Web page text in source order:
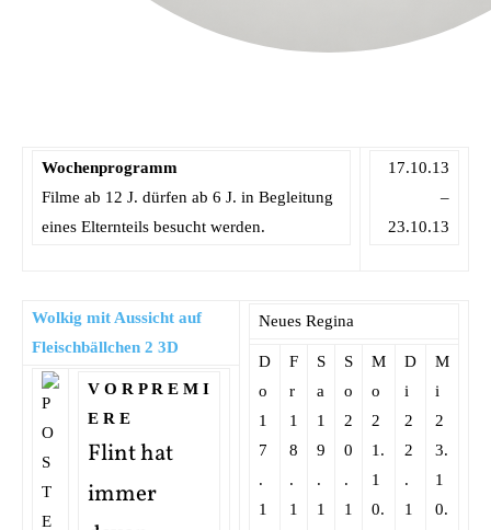
Wochenprogramm
Filme ab 12 J. dürfen ab 6 J. in Begleitung
eines Elternteils besucht werden.
17.10.13
–
23.10.13
Wolkig mit Aussicht auf
Fleischbällchen 2 3D
Neues Regina
D
o
1
7
.
1
F
r
1
8
.
1
S
a
1
9
.
1
S
o
2
0
.
1
M
o
2
1.
1
0.
D
i
2
2
.
1
M
i
2
3.
1
0.
V O R P R E M I
E R E
Flint hat
immer